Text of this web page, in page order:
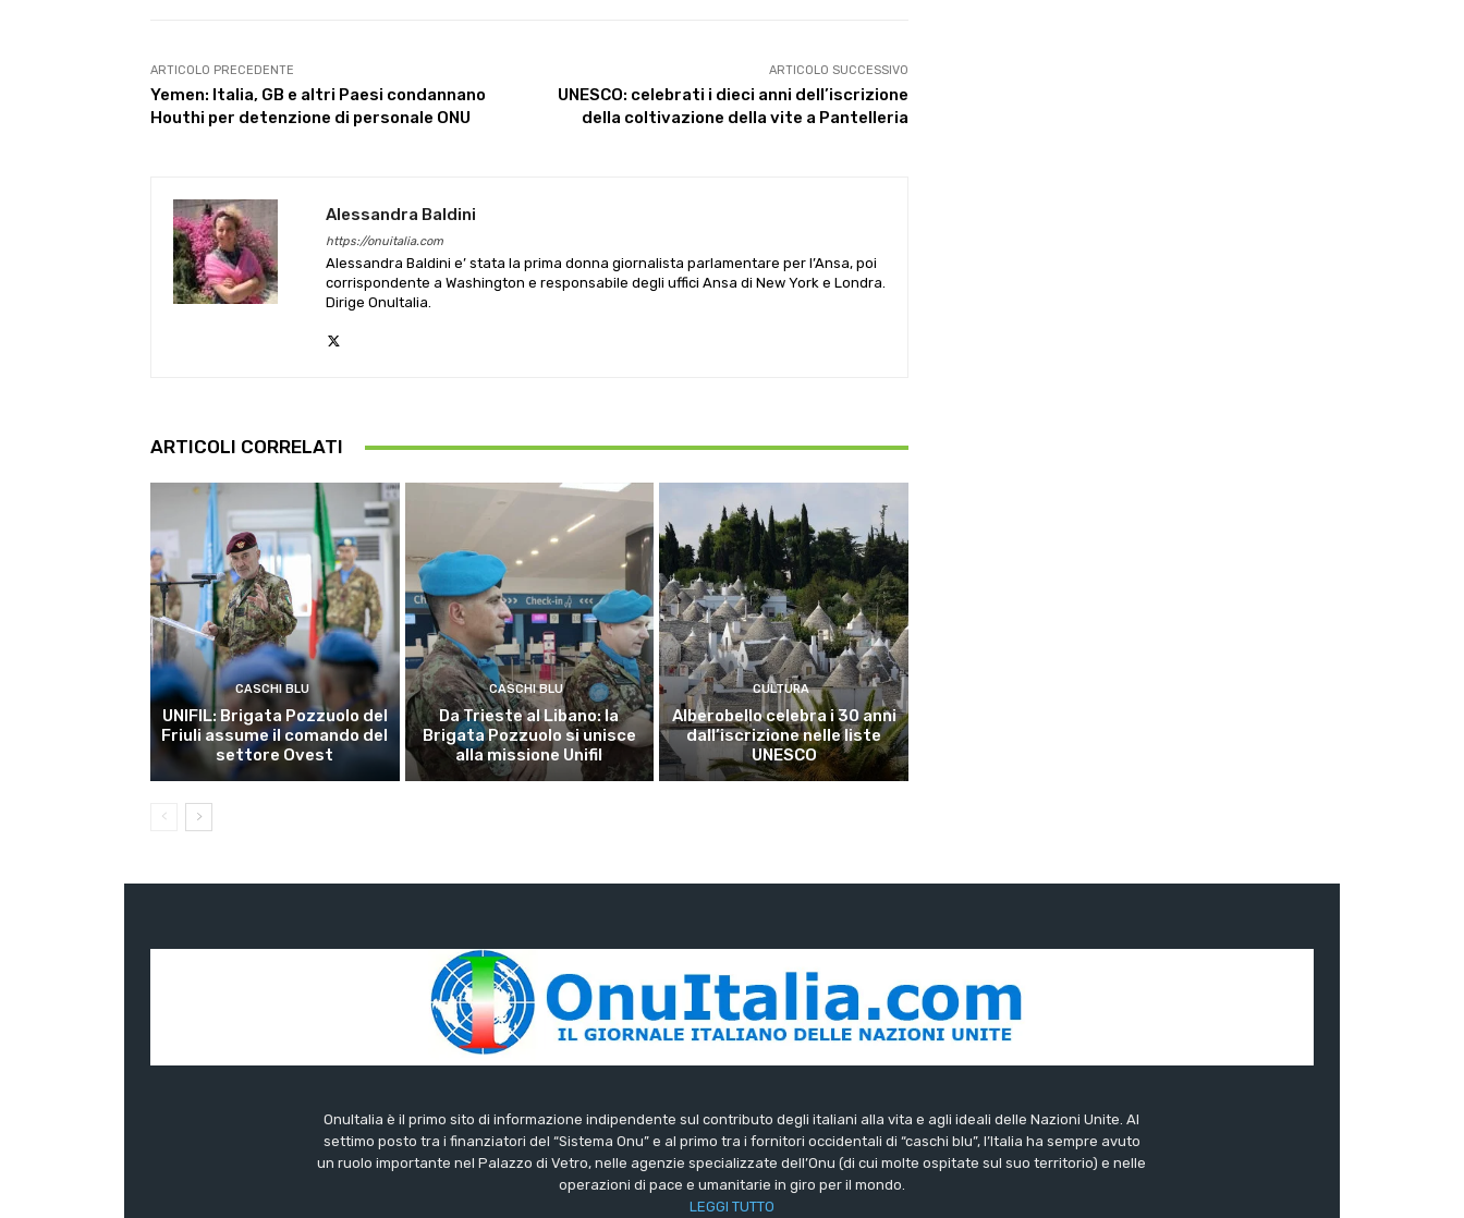
ARTICOLO PRECEDENTE
Yemen: Italia, GB e altri Paesi condannano
Houthi per detenzione di personale ONU
ARTICOLO SUCCESSIVO
UNESCO: celebrati i dieci anni dell’iscrizione
della coltivazione della vite a Pantelleria
Alessandra Baldini
https://onuitalia.com
Alessandra Baldini e’ stata la prima donna giornalista parlamentare per l’Ansa, poi
corrispondente a Washington e responsabile degli uffici Ansa di New York e Londra.
Dirige OnuItalia.
ARTICOLI CORRELATI
CASCHI BLU
UNIFIL: Brigata Pozzuolo del
Friuli assume il comando del
settore Ovest
CASCHI BLU
Da Trieste al Libano: la
Brigata Pozzuolo si unisce
alla missione Unifil
CULTURA
Alberobello celebra i 30 anni
dall’iscrizione nelle liste
UNESCO
OnuItalia è il primo sito di informazione indipendente sul contributo degli italiani alla vita e agli ideali delle Nazioni Unite. Al
settimo posto tra i finanziatori del “Sistema Onu” e al primo tra i fornitori occidentali di “caschi blu”, l’Italia ha sempre avuto
un ruolo importante nel Palazzo di Vetro, nelle agenzie specializzate dell’Onu (di cui molte ospitate sul suo territorio) e nelle
operazioni di pace e umanitarie in giro per il mondo.
LEGGI TUTTO